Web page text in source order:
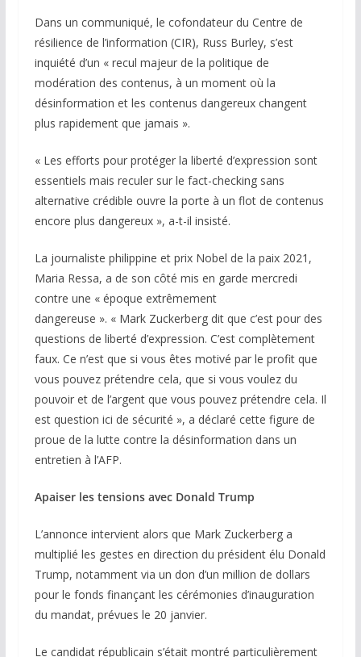
Dans un communiqué, le cofondateur du Centre de
résilience de l’information (CIR), Russ Burley, s’est
inquiété d’un « recul majeur de la politique de
modération des contenus, à un moment où la
désinformation et les contenus dangereux changent
plus rapidement que jamais ».
« Les efforts pour protéger la liberté d’expression sont
essentiels mais reculer sur le fact-checking sans
alternative crédible ouvre la porte à un flot de contenus
encore plus dangereux », a-t-il insisté.
La journaliste philippine et prix Nobel de la paix 2021,
Maria Ressa, a de son côté mis en garde mercredi
contre une « époque extrêmement
dangereuse ». « Mark Zuckerberg dit que c’est pour des
questions de liberté d’expression. C’est complètement
faux. Ce n’est que si vous êtes motivé par le profit que
vous pouvez prétendre cela, que si vous voulez du
pouvoir et de l’argent que vous pouvez prétendre cela. Il
est question ici de sécurité », a déclaré cette figure de
proue de la lutte contre la désinformation dans un
entretien à l’AFP.
Apaiser les tensions avec Donald Trump
L’annonce intervient alors que Mark Zuckerberg a
multiplié les gestes en direction du président élu Donald
Trump, notamment via un don d’un million de dollars
pour le fonds finançant les cérémonies d’inauguration
du mandat, prévues le 20 janvier.
Le candidat républicain s’était montré particulièrement